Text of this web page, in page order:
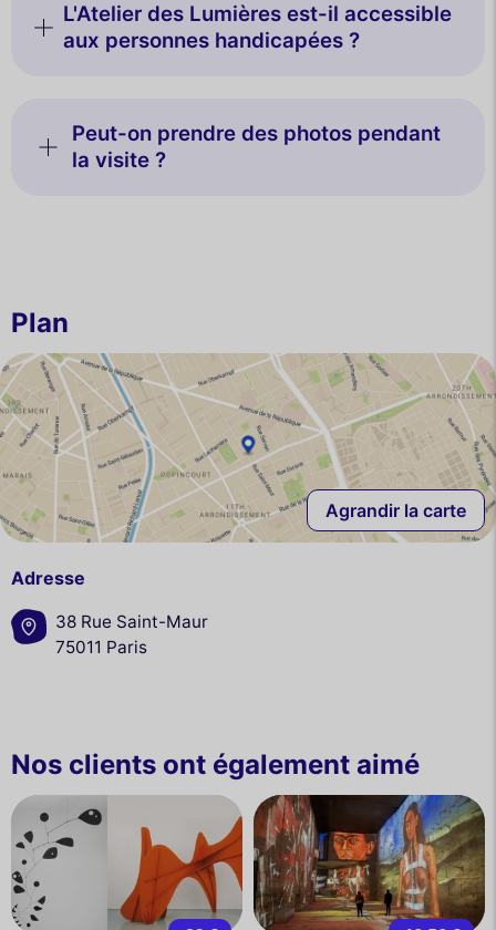
L'Atelier des Lumières est-il accessible
aux personnes handicapées ?
Peut-on prendre des photos pendant
la visite ?
Plan
Agrandir la carte
Adresse
38 Rue Saint-Maur
75011 Paris
Nos clients ont également aimé